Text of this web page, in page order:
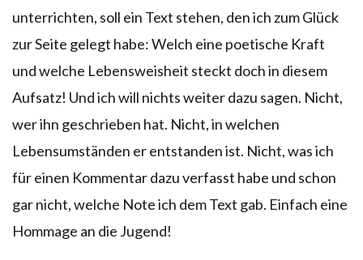
unterrichten, soll ein Text stehen, den ich zum Glück
zur Seite gelegt habe: Welch eine poetische Kraft
und welche Lebensweisheit steckt doch in diesem
Aufsatz! Und ich will nichts weiter dazu sagen. Nicht,
wer ihn geschrieben hat. Nicht, in welchen
Lebensumständen er entstanden ist. Nicht, was ich
für einen Kommentar dazu verfasst habe und schon
gar nicht, welche Note ich dem Text gab. Einfach eine
Hommage an die Jugend!